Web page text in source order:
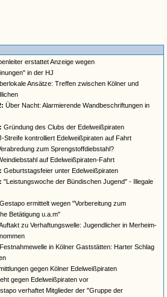
erstattet Anzeige wegen
in der HJ
Ansätze: Treffen zwischen Kölner und
Über Nacht: Alarmierende Wandbeschriftungen in
Gründung des Clubs der Edelweißpiraten
Streife kontrolliert Edelweißpiraten auf Fahrt
zum Sprengstoffdiebstahl?
auf Edelweißpiraten-Fahrt
Geburtstagsfeier unter Edelweißpiraten
"Leistungswoche der Bündischen Jugend" - Illegale
Gestapo ermittelt wegen "Vorbereitung zum
Betätigung u.a.m"
zu Verhaftungswelle: Jugendlicher in Merheim-
Festnahmewelle in Kölner Gaststätten: Harter Schlag
gegen Kölner Edelweißpiraten
gegen Edelweißpiraten vor
verhaftet Mitglieder der "Gruppe der